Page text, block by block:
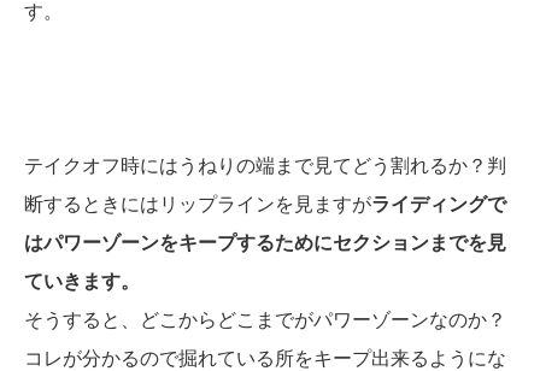
す。
テイクオフ時にはうねりの端まで見てどう割れるか？判
断するときにはリップラインを見ますがライディングで
はパワーゾーンをキープするためにセクションまでを見
ていきます。
そうすると、どこからどこまでがパワーゾーンなのか？
コレが分かるので掘れている所をキープ出来るようにな